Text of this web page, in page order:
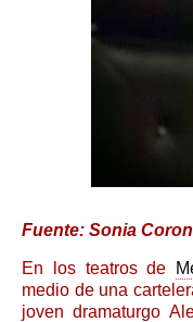
Fuente: Sonia
En los teatros de
medio de una
joven dramaturgo